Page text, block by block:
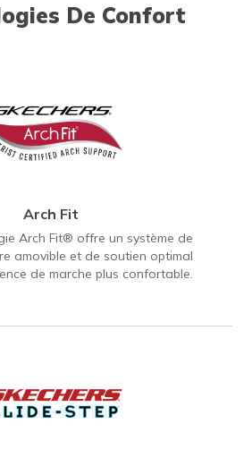
De Confort
Arch Fit
Arch Fit® offre un système de
amovible et de soutien optimal
de marche plus confortable.